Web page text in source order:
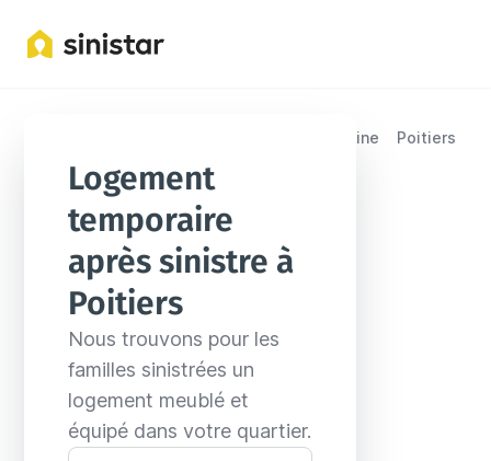
Nouvelle-Aquitaine Poitiers
Logement
temporaire
après sinistre à
Poitiers
Nous trouvons pour les
familles sinistrées un
logement meublé et
équipé dans votre quartier.